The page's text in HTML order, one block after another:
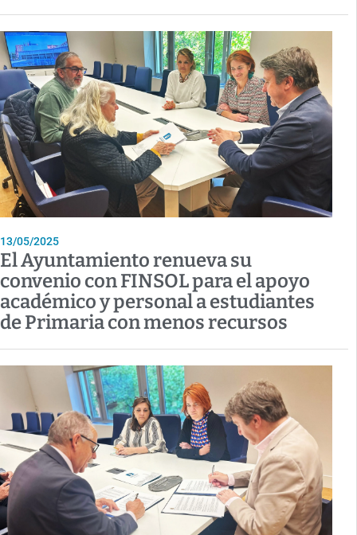
13/05/2025
El Ayuntamiento renueva su
convenio con FINSOL para el apoyo
académico y personal a estudiantes
de Primaria con menos recursos